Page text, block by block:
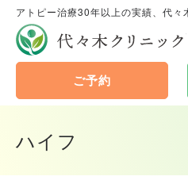
アトピー治療30年以上の実績、代々
ご予約
ハイフ